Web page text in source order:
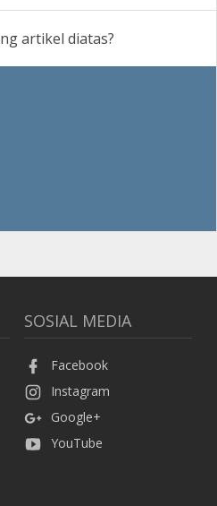
artikel diatas?
SOSIAL MEDIA
Facebook
Instagram
Google+
YouTube